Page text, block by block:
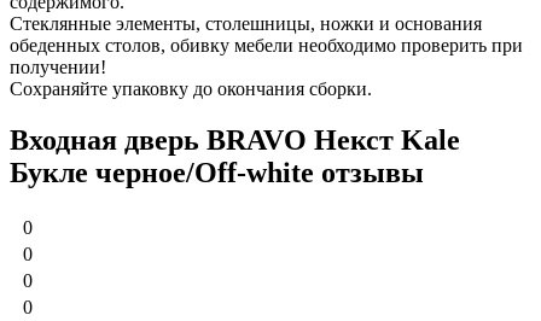
Стеклянные элементы, столешницы, ножки и основания
обеденных столов, обивку мебели необходимо проверить при
получении!
Сохраняйте упаковку до окончания сборки.
Входная дверь BRAVO Некст Kale
Букле черное/Off-white отзывы
0
0
0
0